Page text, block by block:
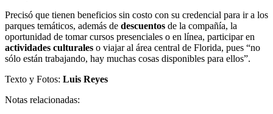
Precisó que tienen beneficios sin costo con su credencial para ir a los
parques temáticos, además de descuentos de la compañía, la
oportunidad de tomar cursos presenciales o en línea, participar en
actividades culturales o viajar al área central de Florida, pues “no
sólo están trabajando, hay muchas cosas disponibles para ellos”.
Texto y Fotos: Luis Reyes
Notas relacionadas: